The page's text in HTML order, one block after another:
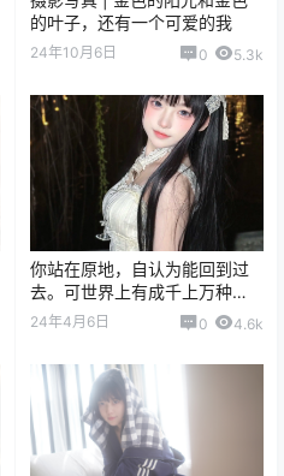
的叶子，还有一个可爱的我
24年10月6日 0 5.3k
你站在原地，自认为能回到过
去。可世界上有成千上万种
爱，却没有一种爱可以重来
24年4月6日 0 4.6k